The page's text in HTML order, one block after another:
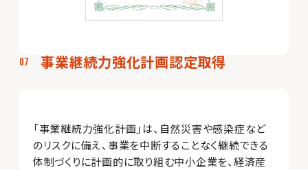
事業継続力強化計画認定取得
「事業継続力強化計画」は、自然災害や感染症など
のリスクに備え、事業を中断することなく継続できる
体制づくりに計画的に取り組む中小企業を、経済産